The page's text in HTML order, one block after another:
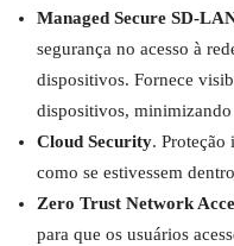
Managed Secure SD-
segurança no acesso à
dispositivos. Fornece
dispositivos,
Cloud Security. Proteção
como se estivessem
Zero Trust Network
para que os usuários